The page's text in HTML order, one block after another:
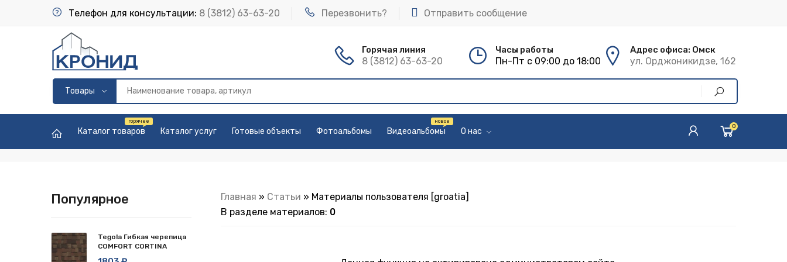
Телефон для консультации: 8 (3812) 63-63-20 Перезвонить? Отправить сообщение
Горячая линия
8 (3812) 63-63-20
Часы работы
Пн-Пт с 09:00 до 18:00
Адрес офиса: Омск
ул. Орджоникидзе, 162
Каталог товаров Каталог услуг Готовые объекты Фотоальбомы Видеоальбомы О нас 0
Главная » Статьи » Материалы пользователя [groatia]
В разделе материалов: 0
Популярное
Tegola Гибкая черепица
COMFORT CORTINA